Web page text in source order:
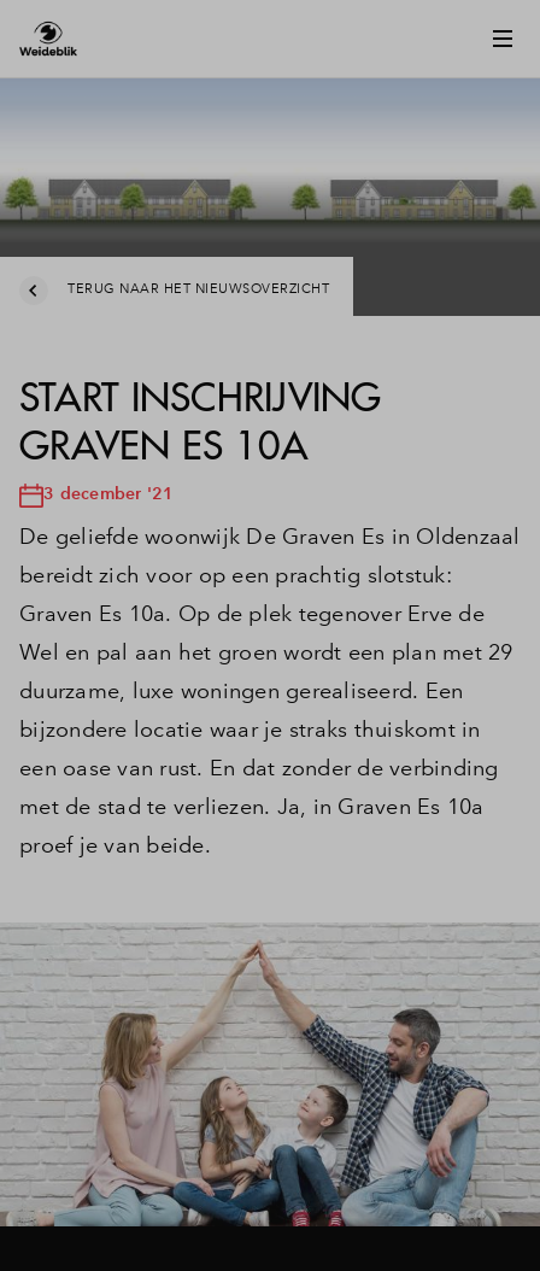
Inloggen
TERUG NAAR HET NIEUWSOVERZICHT
START INSCHRIJVING
GRAVEN ES 10A
3 december '21
De geliefde woonwijk De Graven Es in Oldenzaal
bereidt zich voor op een prachtig slotstuk:
Graven Es 10a. Op de plek tegenover Erve de
Wel en pal aan het groen wordt een plan met 29
duurzame, luxe woningen gerealiseerd. Een
bijzondere locatie waar je straks thuiskomt in
een oase van rust. En dat zonder de verbinding
met de stad te verliezen. Ja, in Graven Es 10a
proef je van beide.